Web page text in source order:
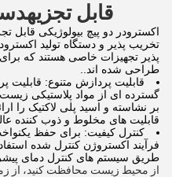
قابل تجزیه
اکسترودر دو پیچ بیولوژیکی قابل
تخریب پذیر و دستگاه تولید
پذیر تجهیزات خاصی هستند که
طراحی شده اند..
قابلیت پردازش متنوع: قابلیت
گسترده ای از مواد پلاستیکی زیست
بر نشاسته و اسید پلی لاکتیک را
قابلیت های مخلوط و ذوب کننده
کنترل کیفیت: برای حفظ
فرآیند اکستروژن کنترل شده
طریق سیستم های کنترل دمای
از محیط زیست محافظت کنید، از